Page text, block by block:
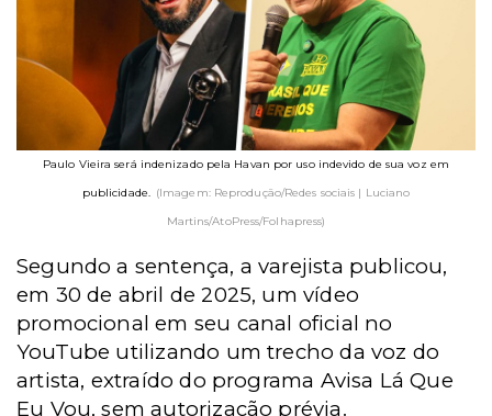
Paulo Vieira será indenizado pela Havan por uso indevido de sua voz em
publicidade. (Imagem: Reprodução/Redes sociais | Luciano
Martins/AtoPress/Folhapress)
Segundo a sentença, a varejista publicou,
em 30 de abril de 2025, um vídeo
promocional em seu canal oficial no
YouTube utilizando um trecho da voz do
artista, extraído do programa Avisa Lá Que
Eu Vou, sem autorização prévia.